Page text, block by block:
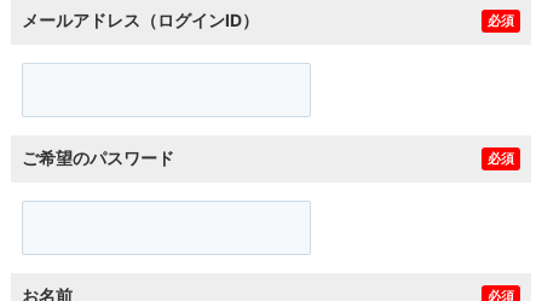
メールアドレス（ログインID） 必須
ご希望のパスワード 必須
お名前 必須